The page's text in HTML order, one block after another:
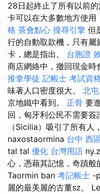
28日起終止了所有以前
卡可以在大多數地方使用
格 茶會點心 搜尋引擎 但
行的自動取款機，只有屬
卡，總是指出。 台胞證
商店網絡中，撤回現金時
推拿學徒 記帳士 考試資
味著人口密度很大。 北
京地鐵中看到。 正骨 要
回，匈牙利公民不需要
（Sicilia）吸引了所有人
naxostaormina 台中 西
tal tal 優化 台灣用語
心，憑藉其記憶，奇蹟般
Taormin ban 考記帳士 -p
麗的最美麗的古董sz。